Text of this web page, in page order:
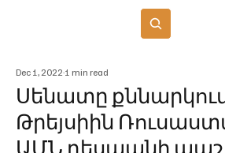
Սենատը քննարկում
Թրեյսիին
ԱՄՆ դեսպանի
Dec 1, 2022 1 min read